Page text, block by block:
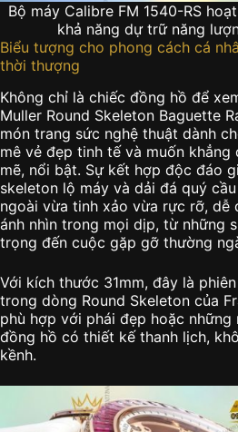
Bộ máy Calibre FM 1540-RS
khả năng dự trữ năng
Biểu tượng cho phong cách cá
thời thượng
Không chỉ là chiếc đồng hồ để
Muller Round Skeleton Baguette
món trang sức nghệ thuật dành
mê vẻ đẹp tinh tế và muốn khẳng
mẽ, nổi bật. Sự kết hợp độc đáo
skeleton lộ máy và dải đá quý
ngoài vừa tinh xảo vừa rực rỡ, dễ
ánh nhìn trong mọi dịp, từ những
trọng đến cuộc gặp gỡ thường
Với kích thước 31mm, đây là
trong dòng Round Skeleton của
phù hợp với phái đẹp hoặc
đồng hồ có thiết kế thanh lịch,
kềnh.